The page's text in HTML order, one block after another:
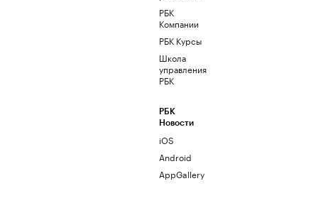
РБК
Компании
РБК Курсы
Школа
управления
РБК
РБК
Новости
iOS
Android
AppGallery